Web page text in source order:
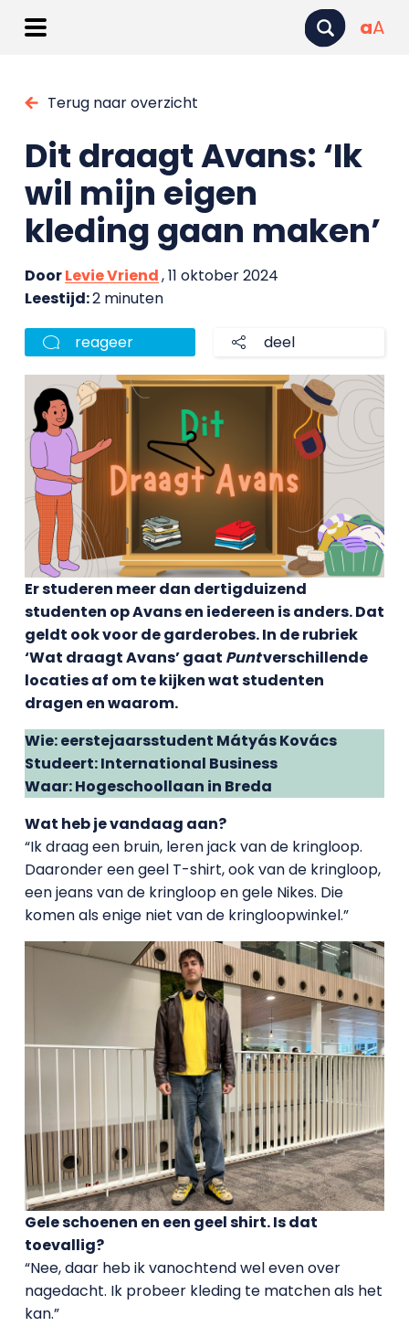
aA
Terug naar overzicht
Dit draagt Avans: ‘Ik
wil mijn eigen
kleding gaan maken’
DoorLevie Vriend, 11 oktober 2024
Leestijd:2 minuten
reageer deel
Er studeren meer dan dertigduizend
studenten op Avans en iedereen is anders. Dat
geldt ook voor de garderobes. In de rubriek
‘Wat draagt Avans’ gaat Puntverschillende
locaties af om te kijken wat studenten
dragen en waarom.
Wie: eerstejaarsstudent Mátyás Kovács
Studeert: International Business
Waar: Hogeschoollaan in Breda
Wat heb je vandaag aan?
“Ik draag een bruin, leren jack van de kringloop.
Daaronder een geel T-shirt, ook van de kringloop,
een jeans van de kringloop en gele Nikes. Die
komen als enige niet van de kringloopwinkel.”
Gele schoenen en een geel shirt. Is dat
toevallig?
“Nee, daar heb ik vanochtend wel even over
nagedacht. Ik probeer kleding te matchen als het
kan.”